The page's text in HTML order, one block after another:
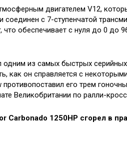
двигателем V12,
с 7-ступенчатой
что обеспечивает с нуля до 0 до
одним из самых быстрых серийных
как он справляется с
его трем
Великобритании по ралли-
Carbonado 1250HP сгорел в